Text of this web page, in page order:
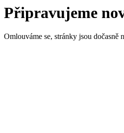
Připravujeme
Omlouváme se, stránky jsou dočasně